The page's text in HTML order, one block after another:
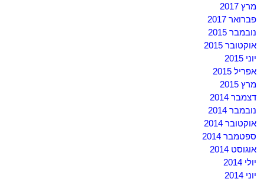
מרץ 2017
פברואר 2017
נובמבר 2015
אוקטובר 2015
יוני 2015
אפריל 2015
מרץ 2015
דצמבר 2014
נובמבר 2014
אוקטובר 2014
ספטמבר 2014
אוגוסט 2014
יולי 2014
יוני 2014